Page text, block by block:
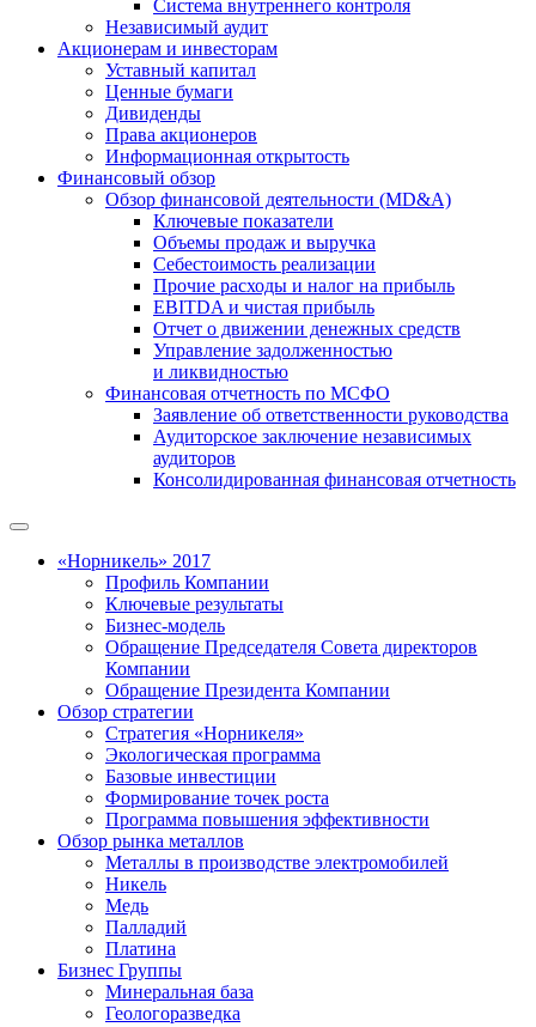
Система внутреннего контроля
Независимый аудит
Акционерам и инвесторам
Уставный капитал
Ценные бумаги
Дивиденды
Права акционеров
Информационная открытость
Финансовый обзор
Обзор финансовой деятельности (MD&A)
Ключевые показатели
Объемы продаж и выручка
Себестоимость реализации
Прочие расходы и налог на прибыль
EBITDA и чистая прибыль
Отчет о движении денежных средств
Управление задолженностью
и ликвидностью
Финансовая отчетность по МСФО
Заявление об ответственности руководства
Аудиторское заключение независимых
аудиторов
Консолидированная финансовая отчетность
«Норникель» 2017
Профиль Компании
Ключевые результаты
Бизнес-модель
Обращение Председателя Совета директоров
Компании
Обращение Президента Компании
Обзор стратегии
Стратегия «Норникеля»
Экологическая программа
Базовые инвестиции
Формирование точек роста
Программа повышения эффективности
Обзор рынка металлов
Металлы в производстве электромобилей
Никель
Медь
Палладий
Платина
Бизнес Группы
Минеральная база
Геологоразведка